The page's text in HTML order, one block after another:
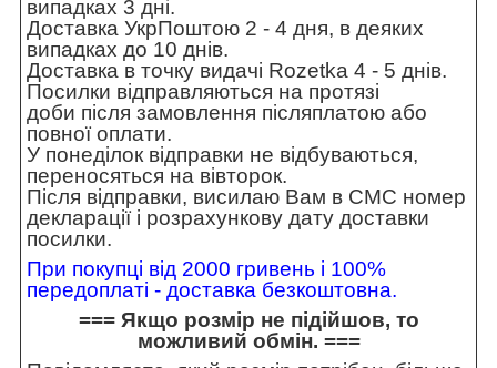
випадках 3 дні.
Доставка УкрПоштою 2 - 4 дня, в деяких
випадках до 10 днів.
Доставка в точку видачі Rozetka 4 - 5 днів.
Посилки відправляються на протязі
доби після замовлення післяплатою або
повної оплати.
У понеділок відправки не відбуваються,
переносяться на вівторок.
Після відправки, висилаю Вам в СМС номер
декларації і розрахункову дату доставки
посилки.
При покупці від 2000 гривень і 100%
передоплаті - доставка безкоштовна.
=== Якщо розмір не підійшов, то
можливий обмін. ===